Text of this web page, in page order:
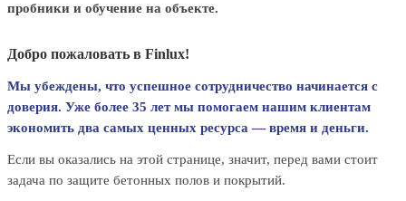
пробники и обучение на объекте.
Добро пожаловать в Finlux!
Мы убеждены, что успешное сотрудничество начинается с
доверия. Уже более 35 лет мы помогаем нашим клиентам
экономить два самых ценных ресурса — время и деньги.
Если вы оказались на этой странице, значит, перед вами стоит
задача по защите бетонных полов и покрытий.